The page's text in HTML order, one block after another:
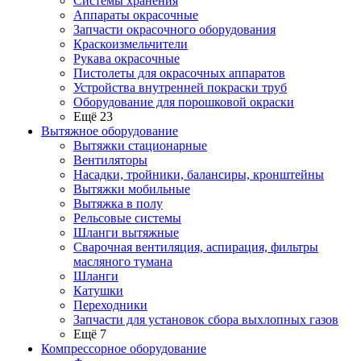
Аппараты окрасочные
Запчасти окрасочного оборудования
Краскоизмельчители
Рукава окрасочные
Пистолеты для окрасочных аппаратов
Устройства внутренней покраски труб
Оборудование для порошковой окраски
Ещё 23
Вытяжное оборудование
Вытяжки стационарные
Вентиляторы
Насадки, тройники, балансиры, кронштейны
Вытяжки мобильные
Вытяжка в полу
Рельсовые системы
Шланги вытяжные
Сварочная вентиляция, аспирация, фильтры
масляного тумана
Шланги
Катушки
Переходники
Запчасти для установок сбора выхлопных газов
Ещё 7
Компрессорное оборудование